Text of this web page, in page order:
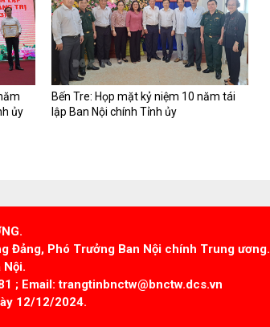
ủy
Bến Tre: Họp mặt kỷ niệm 10 năm tái
lập Ban Nội chính Tỉnh ủy
Đảng, Phó Trưởng Ban Nội chính Trung ương.
Nội.
; Email: trangtinbnctw@bnctw.dcs.vn
12/12/2024.